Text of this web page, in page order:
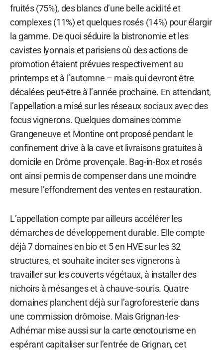
fruités (75%), des blancs d’une belle acidité et
complexes (11%) et quelques rosés (14%) pour élargir
la gamme. De quoi séduire la bistronomie et les
cavistes lyonnais et parisiens où des actions de
promotion étaient prévues respectivement au
printemps et à l’automne – mais qui devront être
décalées peut-être à l’année prochaine. En attendant,
l’appellation a misé sur les réseaux sociaux avec des
focus vignerons. Quelques domaines comme
Grangeneuve et Montine ont proposé pendant le
confinement drive à la cave et livraisons gratuites à
domicile en Drôme provençale. Bag-in-Box et rosés
ont ainsi permis de compenser dans une moindre
mesure l’effondrement des ventes en restauration.
L’appellation compte par ailleurs accélérer les
démarches de développement durable. Elle compte
déjà 7 domaines en bio et 5 en HVE sur les 32
structures, et souhaite inciter ses vignerons à
travailler sur les couverts végétaux, à installer des
nichoirs à mésanges et à chauve-souris. Quatre
domaines planchent déjà sur l’agroforesterie dans
une commission drômoise. Mais Grignan-les-
Adhémar mise aussi sur la carte œnotourisme en
espérant capitaliser sur l’entrée de Grignan, cet